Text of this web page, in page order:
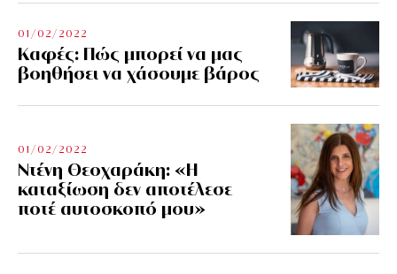
01/02/2022
Kαφές: Πώς μπορεί να μας
βοηθήσει να χάσουμε βάρος
01/02/2022
Ντένη Θεοχαράκη: «Η
καταξίωση δεν αποτέλεσε
ποτέ αυτοσκοπό μου»